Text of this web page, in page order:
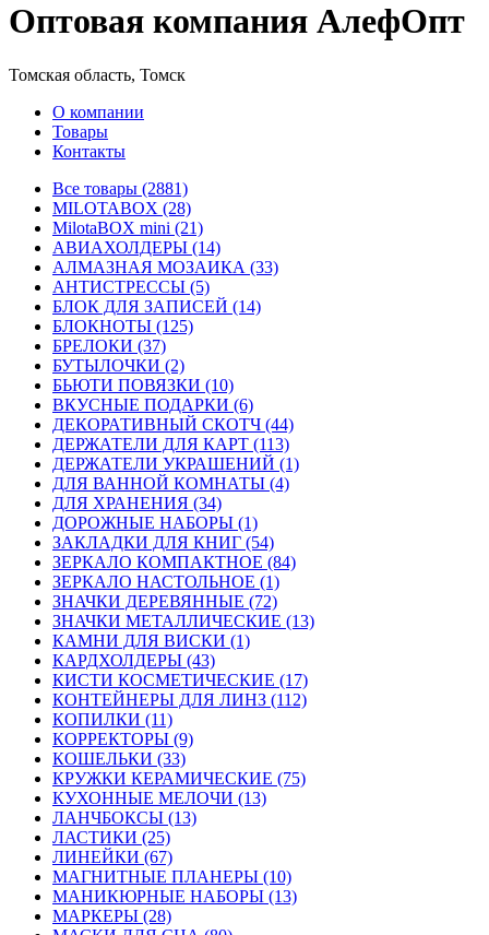
Оптовая компания АлефОпт
Томская область, Томск
О компании
Товары
Контакты
Все товары (2881)
MILOTABOX (28)
MilotaBOX mini (21)
АВИАХОЛДЕРЫ (14)
АЛМАЗНАЯ МОЗАИКА (33)
АНТИСТРЕССЫ (5)
БЛОК ДЛЯ ЗАПИСЕЙ (14)
БЛОКНОТЫ (125)
БРЕЛОКИ (37)
БУТЫЛОЧКИ (2)
БЬЮТИ ПОВЯЗКИ (10)
ВКУСНЫЕ ПОДАРКИ (6)
ДЕКОРАТИВНЫЙ СКОТЧ (44)
ДЕРЖАТЕЛИ ДЛЯ КАРТ (113)
ДЕРЖАТЕЛИ УКРАШЕНИЙ (1)
ДЛЯ ВАННОЙ КОМНАТЫ (4)
ДЛЯ ХРАНЕНИЯ (34)
ДОРОЖНЫЕ НАБОРЫ (1)
ЗАКЛАДКИ ДЛЯ КНИГ (54)
ЗЕРКАЛО КОМПАКТНОЕ (84)
ЗЕРКАЛО НАСТОЛЬНОЕ (1)
ЗНАЧКИ ДЕРЕВЯННЫЕ (72)
ЗНАЧКИ МЕТАЛЛИЧЕСКИЕ (13)
КАМНИ ДЛЯ ВИСКИ (1)
КАРДХОЛДЕРЫ (43)
КИСТИ КОСМЕТИЧЕСКИЕ (17)
КОНТЕЙНЕРЫ ДЛЯ ЛИНЗ (112)
КОПИЛКИ (11)
КОРРЕКТОРЫ (9)
КОШЕЛЬКИ (33)
КРУЖКИ КЕРАМИЧЕСКИЕ (75)
КУХОННЫЕ МЕЛОЧИ (13)
ЛАНЧБОКСЫ (13)
ЛАСТИКИ (25)
ЛИНЕЙКИ (67)
МАГНИТНЫЕ ПЛАНЕРЫ (10)
МАНИКЮРНЫЕ НАБОРЫ (13)
МАРКЕРЫ (28)